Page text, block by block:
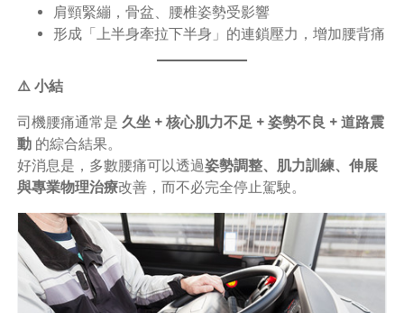
肩頸緊繃，骨盆、腰椎姿勢受影響
形成「上半身牽拉下半身」的連鎖壓力，增加腰背痛
⚠️ 小結
司機腰痛通常是 久坐 + 核心肌力不足 + 姿勢不良 + 道路震
動的綜合結果。
好消息是，多數腰痛可以透過姿勢調整、肌力訓練、伸展
與專業物理治療改善，而不必完全停止駕駛。